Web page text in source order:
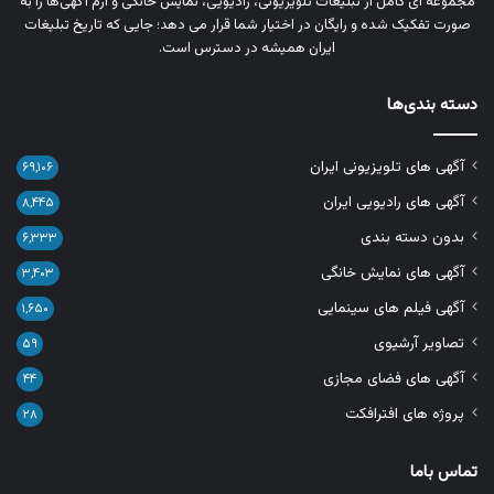
صورت تفکیک‌ شده و رایگان در اختیار شما قرار می‌ دهد؛ جایی که تاریخ تبلیغات
ایران همیشه در دسترس است.
دسته بندی‌ها
آگهی های تلویزیونی ایران ۶۹,۱۰۶
آگهی های رادیویی ایران ۸,۴۴۵
بدون دسته بندی ۶,۳۳۳
آگهی های نمایش خانگی ۳,۴۰۳
آگهی فیلم های سینمایی ۱,۶۵۰
تصاویر آرشیوی ۵۹
آگهی های فضای مجازی ۴۴
پروژه های افترافکت ۲۸
تماس باما